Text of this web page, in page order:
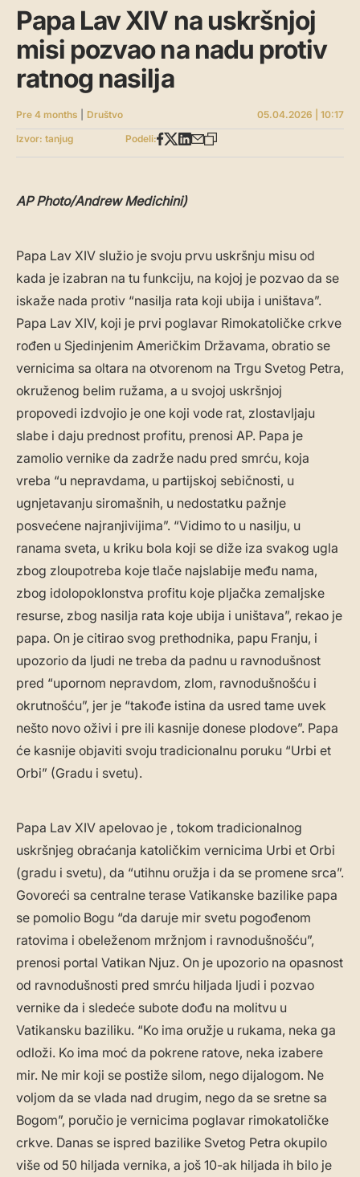
Papa Lav XIV na uskršnjoj
misi pozvao na nadu protiv
ratnog nasilja
Pre 4 months Društvo
05.04.2026 | 10:17
Izvor: tanjug
Podeli:
AP Photo/Andrew Medichini)
Papa Lav XIV služio je svoju prvu uskršnju misu od
kada je izabran na tu funkciju, na kojoj je pozvao da se
iskaže nada protiv “nasilja rata koji ubija i uništava”.
Papa Lav XIV, koji je prvi poglavar Rimokatoličke crkve
rođen u Sjedinjenim Američkim Državama, obratio se
vernicima sa oltara na otvorenom na Trgu Svetog Petra,
okruženog belim ružama, a u svojoj uskršnjoj
propovedi izdvojio je one koji vode rat, zlostavljaju
slabe i daju prednost profitu, prenosi AP. Papa je
zamolio vernike da zadrže nadu pred smrću, koja
vreba “u nepravdama, u partijskoj sebičnosti, u
ugnjetavanju siromašnih, u nedostatku pažnje
posvećene najranjivijima”. “Vidimo to u nasilju, u
ranama sveta, u kriku bola koji se diže iza svakog ugla
zbog zloupotreba koje tlače najslabije među nama,
zbog idolopoklonstva profitu koje pljačka zemaljske
resurse, zbog nasilja rata koje ubija i uništava”, rekao je
papa. On je citirao svog prethodnika, papu Franju, i
upozorio da ljudi ne treba da padnu u ravnodušnost
pred “upornom nepravdom, zlom, ravnodušnošću i
okrutnošću”, jer je “takođe istina da usred tame uvek
nešto novo oživi i pre ili kasnije donese plodove”. Papa
će kasnije objaviti svoju tradicionalnu poruku “Urbi et
Orbi” (Gradu i svetu).
Papa Lav XIV apelovao je , tokom tradicionalnog
uskršnjeg obraćanja katoličkim vernicima Urbi et Orbi
(gradu i svetu), da “utihnu oružja i da se promene srca”.
Govoreći sa centralne terase Vatikanske bazilike papa
se pomolio Bogu “da daruje mir svetu pogođenom
ratovima i obeleženom mržnjom i ravnodušnošću”,
prenosi portal Vatikan Njuz. On je upozorio na opasnost
od ravnodušnosti pred smrću hiljada ljudi i pozvao
vernike da i sledeće subote dođu na molitvu u
Vatikansku baziliku. “Ko ima oružje u rukama, neka ga
odloži. Ko ima moć da pokrene ratove, neka izabere
mir. Ne mir koji se postiže silom, nego dijalogom. Ne
voljom da se vlada nad drugim, nego da se sretne sa
Bogom”, poručio je vernicima poglavar rimokatoličke
crkve. Danas se ispred bazilike Svetog Petra okupilo
više od 50 hiljada vernika, a još 10-ak hiljada ih bilo je